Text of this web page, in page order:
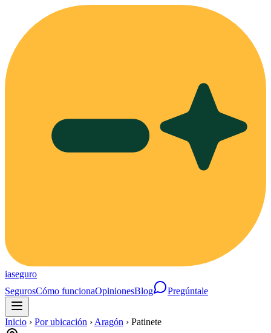
iaseguro
SegurosCómo funcionaOpinionesBlog Pregúntale
Inicio › Por ubicación › Aragón › Patinete